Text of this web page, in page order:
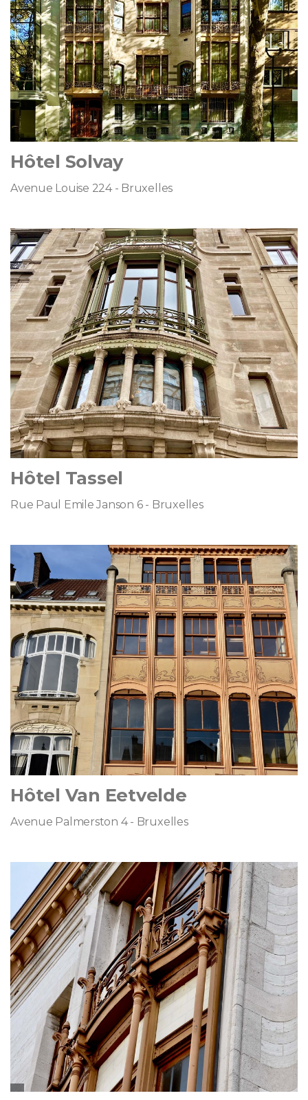
Hôtel Solvay
Avenue Louise 224 - Bruxelles
Hôtel Tassel
Rue Paul Emile Janson 6 - Bruxelles
Hôtel Van Eetvelde
Avenue Palmerston 4 - Bruxelles